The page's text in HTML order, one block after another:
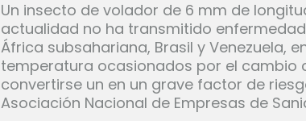
Un insecto de volador de 6 mm de
actualidad no ha transmitido
África subsahariana, Brasil y Venezuela,
temperatura ocasionados por el cambio
convertirse un en un grave factor de
Asociación Nacional de Empresas de